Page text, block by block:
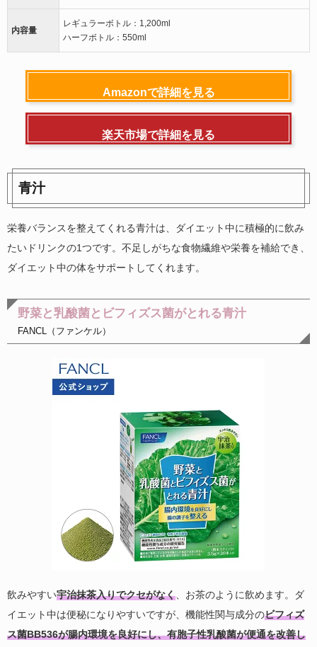
内容量
レギュラーボトル：1,200ml
ハーフボトル：550ml
Amazonで詳細を見る
楽天市場で詳細を見る
青汁
栄養バランスを整えてくれる青汁は、ダイエット中に積極的に飲み
たいドリンクの1つです。不足しがちな食物繊維や栄養を補給でき、
ダイエット中の体をサポートしてくれます。
野菜と乳酸菌とビフィズス菌がとれる青汁
FANCL（ファンケル）
飲みやすい宇治抹茶入りでクセがなく 、お茶のように飲めます。ダ
イエット中は便秘になりやすいですが、機能性関与成分のビフィズ
ス菌BB536が腸内環境を良好にし、有胞子性乳酸菌が便通を改善し